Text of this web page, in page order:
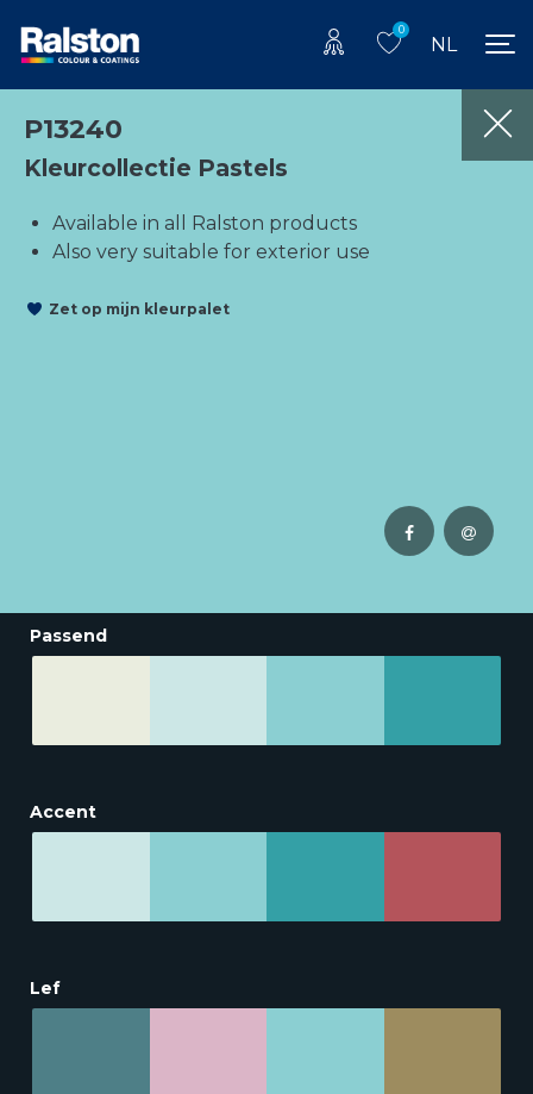
0
NL
P13240
Kleurcollectie Pastels
Available in all Ralston products
Also very suitable for exterior use
Zet op mijn kleurpalet
Passend
Accent
Lef